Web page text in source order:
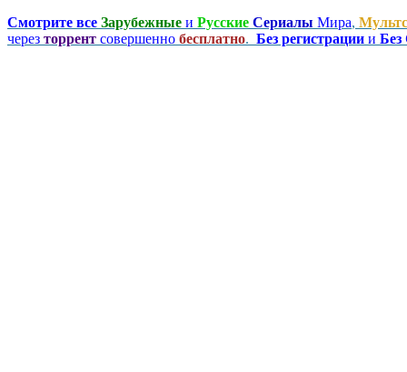
Смотрите все Зарубежные и Русские Сериалы Мира,
через торрент совершенно бесплатно. Без регистрации и